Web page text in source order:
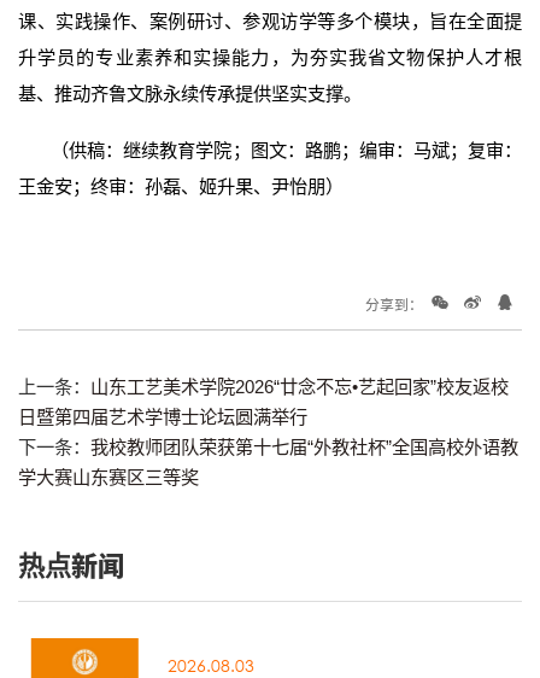
课、实践操作、案例研讨、参观访学等多个模块，旨在全面提
升学员的专业素养和实操能力，为夯实我省文物保护人才根
基、推动齐鲁文脉永续传承提供坚实支撑。
（供稿：继续教育学院；图文：路鹏；编审：马斌；复审：
王金安；终审：孙磊、姬升果、尹怡朋）
分享到：
上一条： 山东工艺美术学院2026“廿念不忘•艺起回家”校友返校
日暨第四届艺术学博士论坛圆满举行
下一条： 我校教师团队荣获第十七届“外教社杯”全国高校外语教
学大赛山东赛区三等奖
热点新闻
2026.08.03